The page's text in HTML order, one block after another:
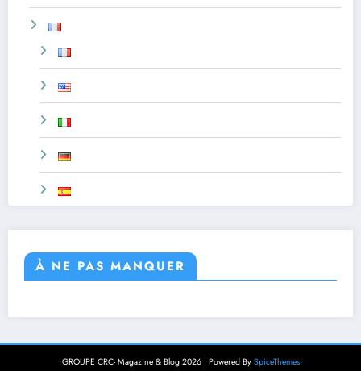
À NE PAS MANQUER
GROUPE CRC- Magazine & Blog 2026 | Powered By SpiceThemes